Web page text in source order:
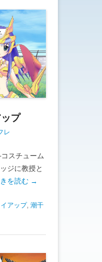
プ
レ
スチューム
ジに教授と
を読む →
イアップ, 潮干